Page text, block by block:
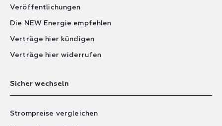
Veröffentlichungen
Die NEW Energie empfehlen
Verträge hier kündigen
Verträge hier widerrufen
Sicher wechseln
Strompreise vergleichen